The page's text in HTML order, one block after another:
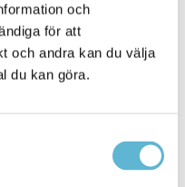
och
för att
och andra kan du välja
du kan göra.